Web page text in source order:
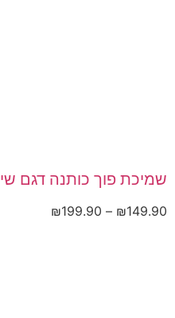
שמיכת פוך כותנה דגם שי
₪149.90
–
₪199.90